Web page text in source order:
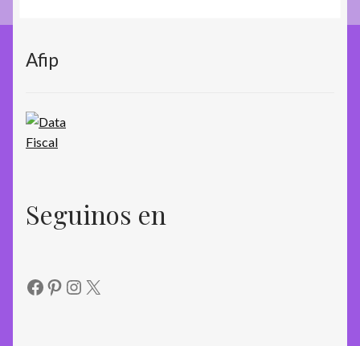
Afip
Seguinos en
Facebook
Pinterest
Instagram
X